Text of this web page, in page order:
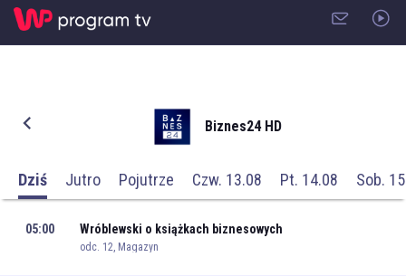
Biznes24 HD
Dziś Jutro Pojutrze Czw. 13.08 Pt. 14.08 Sob.
05:00 Wróblewski o książkach biznesowych
odc. 12, Magazyn